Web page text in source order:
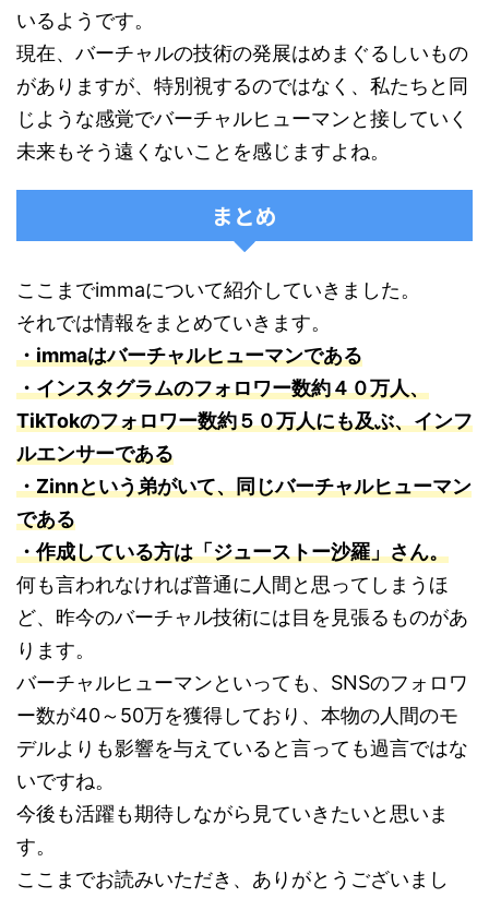
いるようです。
現在、バーチャルの技術の発展はめまぐるしいもの
がありますが、特別視するのではなく、私たちと同
じような感覚でバーチャルヒューマンと接していく
未来もそう遠くないことを感じますよね。
まとめ
ここまでimmaについて紹介していきました。
それでは情報をまとめていきます。
・immaはバーチャルヒューマンである
・インスタグラムのフォロワー数約４０万人、
TikTokのフォロワー数約５０万人にも及ぶ、インフ
ルエンサーである
・Zinnという弟がいて、同じバーチャルヒューマン
である
・作成している方は「ジューストー沙羅」さん。
何も言われなければ普通に人間と思ってしまうほ
ど、昨今のバーチャル技術には目を見張るものがあ
ります。
バーチャルヒューマンといっても、SNSのフォロワ
ー数が40～50万を獲得しており、本物の人間のモ
デルよりも影響を与えていると言っても過言ではな
いですね。
今後も活躍も期待しながら見ていきたいと思いま
す。
ここまでお読みいただき、ありがとうございまし